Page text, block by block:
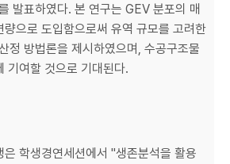
발표하였다. 본 연구는 GEV 분포의 매
으로 도입함으로써 유역 규모를 고려한
정 방법론을 제시하였으며, 수공구조물
기여할 것으로 기대된다.
은 학생경연세션에서 "생존분석을 활용